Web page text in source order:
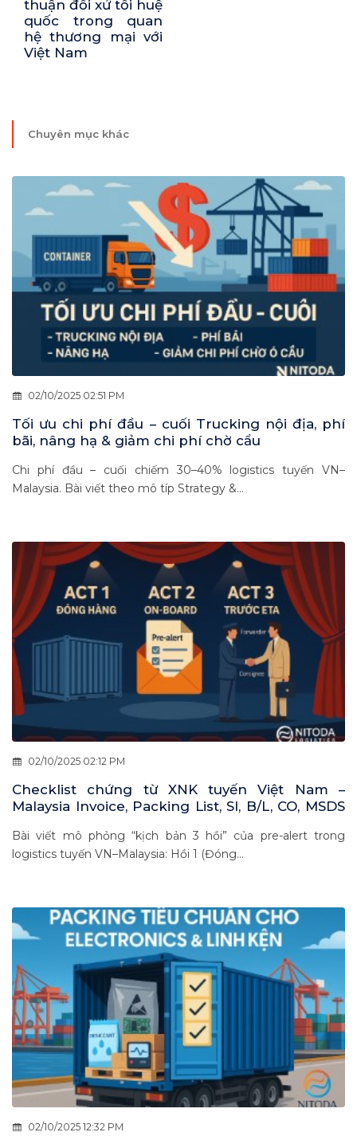
thuận đối xử tối huệ
quốc trong quan
hệ thương mại với
Việt Nam
Chuyên mục khác
02/10/2025 02:51 PM
Tối ưu chi phí đầu – cuối Trucking nội địa, phí
bãi, nâng hạ & giảm chi phí chờ cẩu
Chi phí đầu – cuối chiếm 30–40% logistics tuyến VN–
Malaysia. Bài viết theo mô típ Strategy &...
02/10/2025 02:12 PM
Checklist chứng từ XNK tuyến Việt Nam –
Malaysia Invoice, Packing List, SI, B/L, CO, MSDS
Bài viết mô phỏng “kịch bản 3 hồi” của pre-alert trong
logistics tuyến VN–Malaysia: Hồi 1 (Đóng...
02/10/2025 12:32 PM